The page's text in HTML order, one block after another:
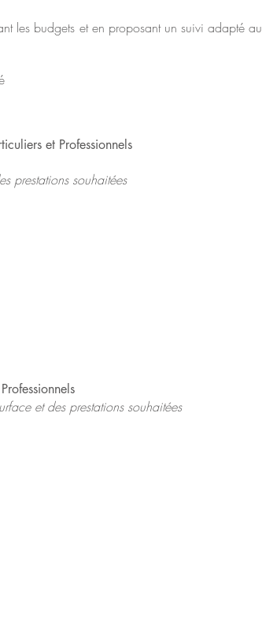
les budgets et en proposant un suivi adapté au
et Professionnels
prestations souhaitées
et des prestations souhaitées